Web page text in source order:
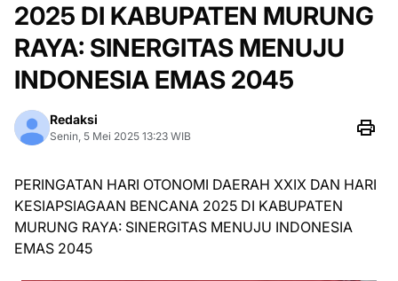
2025 DI KABUPATEN MURUNG
RAYA: SINERGITAS MENUJU
INDONESIA EMAS 2045
Redaksi
Senin, 5 Mei 2025 13:23 WIB
PERINGATAN HARI OTONOMI DAERAH XXIX DAN HARI
KESIAPSIAGAAN BENCANA 2025 DI KABUPATEN
MURUNG RAYA: SINERGITAS MENUJU INDONESIA
EMAS 2045